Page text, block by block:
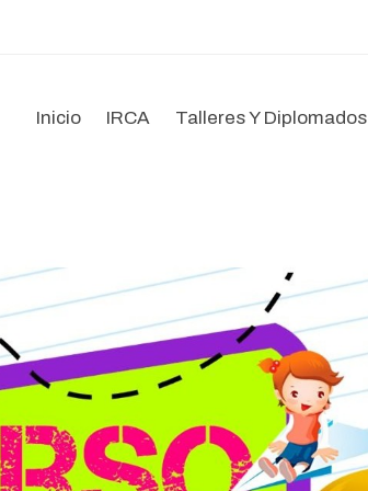
Inicio IRCA Talleres Y Diplomados